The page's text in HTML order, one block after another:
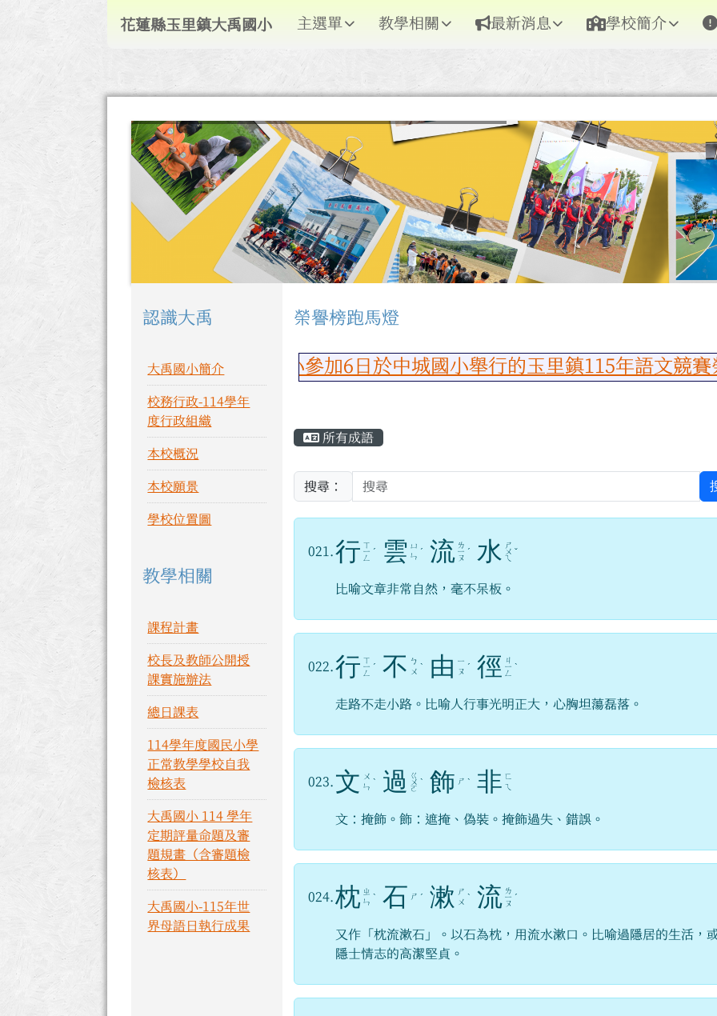
跳至主內容區
花蓮縣玉里鎮大禹國小
導覽列 花蓮縣玉里鎮大禹國小 主選單 教學相關 最新消息 學校簡介
左邊區域內容
認識大禹
大禹國小簡介
校務行政-114學年
度行政組織
本校概況
本校願景
學校位置圖
教學相關
課程計畫
校長及教師公開授
課實施辦法
總日課表
114學年度國民小學
正常教學學校自我
檢核表
大禹國小 114 學年
定期評量命題及審
題規畫（含審題檢
核表）
大禹國小-115年世
界母語日執行成果
上中區域內容
榮譽榜跑馬燈
恭喜大禹國小參加6日於中城國小舉行的玉里鎮115年語文競賽榮獲佳績
主內容區域
所有成語
搜尋：
021. 行 ㄒ
ㄧ
ㄥ
ˊ 雲 ㄩ
ㄣ ˊ 流 ㄌ
ㄧ
ㄡ
ˊ 水 ㄕ
ㄨ
ㄟ
ˇ
比喻文章非常自然，毫不呆板。
022. 行 ㄒ
ㄧ
ㄥ
ˊ 不 ㄅ
ㄨ ˋ 由 ㄧ
ㄡ ˊ 徑 ㄐ
ㄧ
ㄥ
ˋ
走路不走小路。比喻人行事光明正大，心胸坦蕩磊落。
023. 文 ㄨ
ㄣ ˋ 過 ㄍ
ㄨ
ㄛ
ˋ 飾 ㄕ ˋ 非 ㄈ
ㄟ
文：掩飾。飾：遮掩、偽裝。掩飾過失、錯誤。
024. 枕 ㄓ
ㄣ ˋ 石 ㄕ ˊ 漱 ㄕ
ㄨ ˋ 流 ㄌ
ㄧ
ㄡ
ˊ
又作「枕流漱石」。以石為枕，用流水漱口。比喻過隱居的生活，
隱士情志的高潔堅貞。